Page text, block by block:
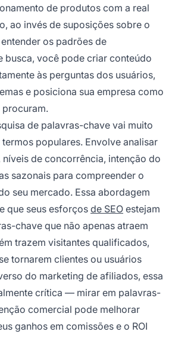
de produtos com a real
ao invés de suposições sobre o
os padrões de
busca, você pode criar conteúdo
às perguntas dos usuários,
e posiciona sua empresa como
procuram.
de palavras-chave vai muito
populares. Envolve analisar
de concorrência, intenção do
sazonais para compreender o
seu mercado. Essa abordagem
que seus esforços de SEO estejam
chave que não apenas atraem
trazem visitantes qualificados,
tornarem clientes ou usuários
do marketing de afiliados, essa
crítica — mirar em palavras-
comercial pode melhorar
ganhos em comissões e o ROI